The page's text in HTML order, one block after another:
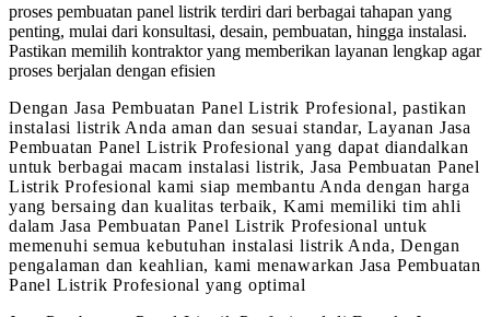
proses pembuatan panel listrik terdiri dari berbagai tahapan yang
penting, mulai dari konsultasi, desain, pembuatan, hingga instalasi.
Pastikan memilih kontraktor yang memberikan layanan lengkap agar
proses berjalan dengan efisien
Dengan Jasa Pembuatan Panel Listrik Profesional, pastikan
instalasi listrik Anda aman dan sesuai standar, Layanan Jasa
Pembuatan Panel Listrik Profesional yang dapat diandalkan
untuk berbagai macam instalasi listrik, Jasa Pembuatan Panel
Listrik Profesional kami siap membantu Anda dengan harga
yang bersaing dan kualitas terbaik, Kami memiliki tim ahli
dalam Jasa Pembuatan Panel Listrik Profesional untuk
memenuhi semua kebutuhan instalasi listrik Anda, Dengan
pengalaman dan keahlian, kami menawarkan Jasa Pembuatan
Panel Listrik Profesional yang optimal